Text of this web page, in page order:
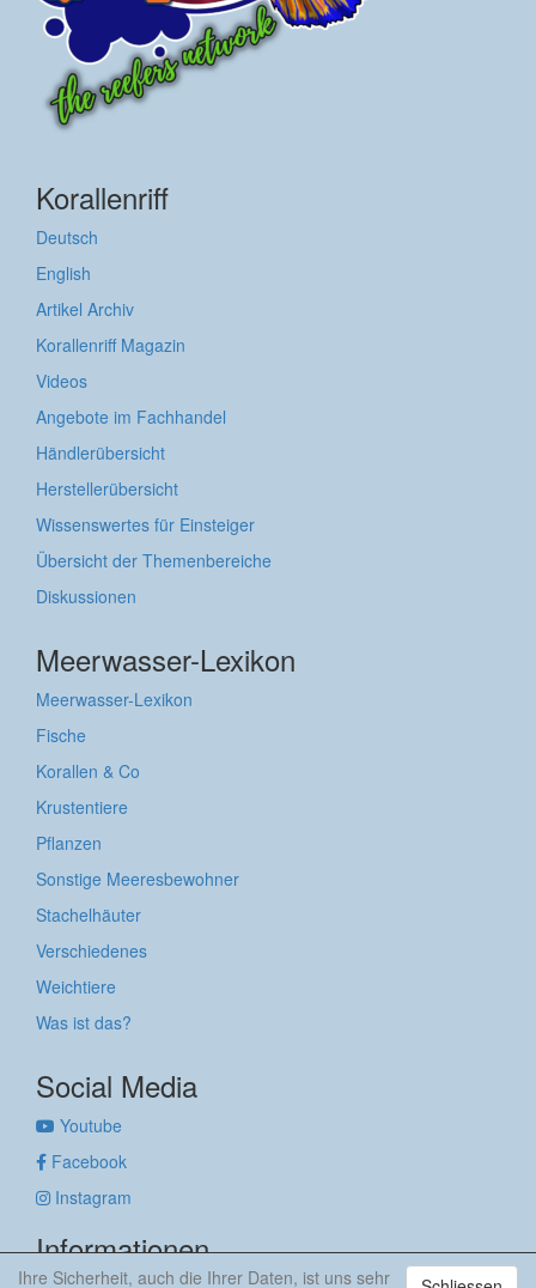
Korallenriff
Deutsch
English
Artikel Archiv
Korallenriff Magazin
Videos
Angebote im Fachhandel
Händlerübersicht
Herstellerübersicht
Wissenswertes für Einsteiger
Übersicht der Themenbereiche
Diskussionen
Meerwasser-Lexikon
Meerwasser-Lexikon
Fische
Korallen & Co
Krustentiere
Pflanzen
Sonstige Meeresbewohner
Stachelhäuter
Verschiedenes
Weichtiere
Was ist das?
Social Media
Youtube
Facebook
Instagram
Informationen
Ihre Sicherheit, auch die Ihrer Daten, ist uns sehr